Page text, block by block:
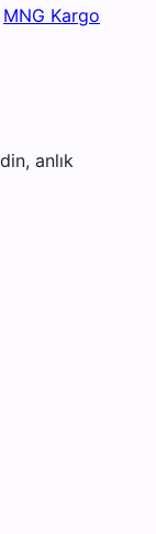
MNG Kargo
anlık